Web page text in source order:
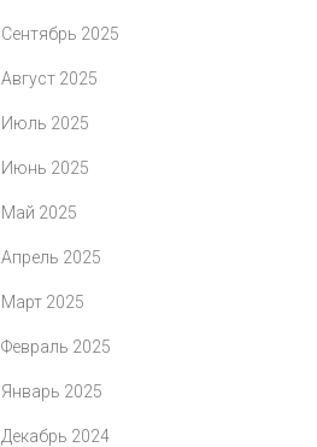
Сентябрь 2025
Август 2025
Июль 2025
Июнь 2025
Май 2025
Апрель 2025
Март 2025
Февраль 2025
Январь 2025
Декабрь 2024